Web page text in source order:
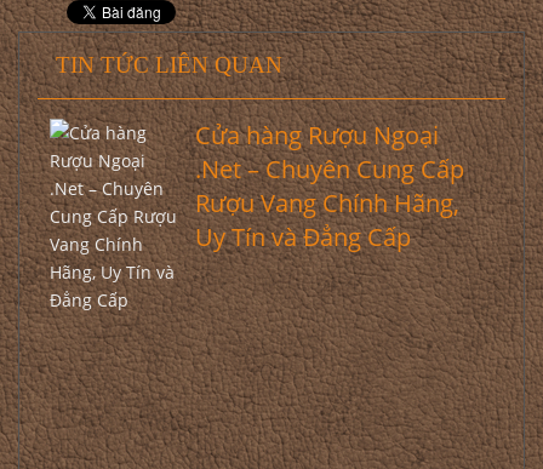
TIN TỨC LIÊN QUAN
Cửa hàng Rượu Ngoại
.Net – Chuyên Cung Cấp
Rượu Vang Chính Hãng,
Uy Tín và Đẳng Cấp